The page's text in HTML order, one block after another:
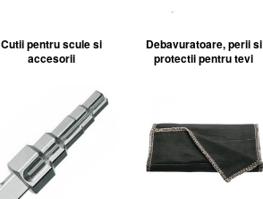
Cutii pentru scule si
accesorii
Debavuratoare, perii si
protectii pentru tevi